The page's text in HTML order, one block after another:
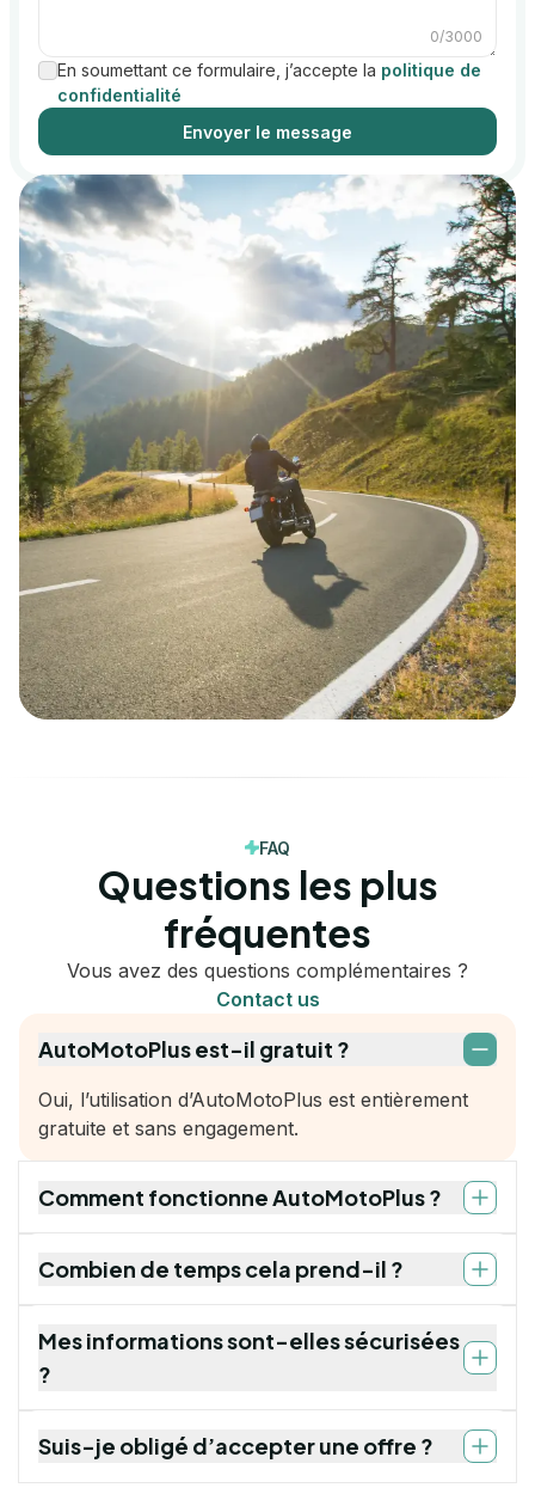
0/3000
En soumettant ce formulaire, j’accepte la politique de
confidentialité
Envoyer le message
FAQ
Questions les plus
fréquentes
Vous avez des questions complémentaires ?
Contact us
AutoMotoPlus est-il gratuit ?
Oui, l’utilisation d’AutoMotoPlus est entièrement
gratuite et sans engagement.
Comment fonctionne AutoMotoPlus ?
Combien de temps cela prend-il ?
Mes informations sont-elles sécurisées
?
Suis-je obligé d’accepter une offre ?